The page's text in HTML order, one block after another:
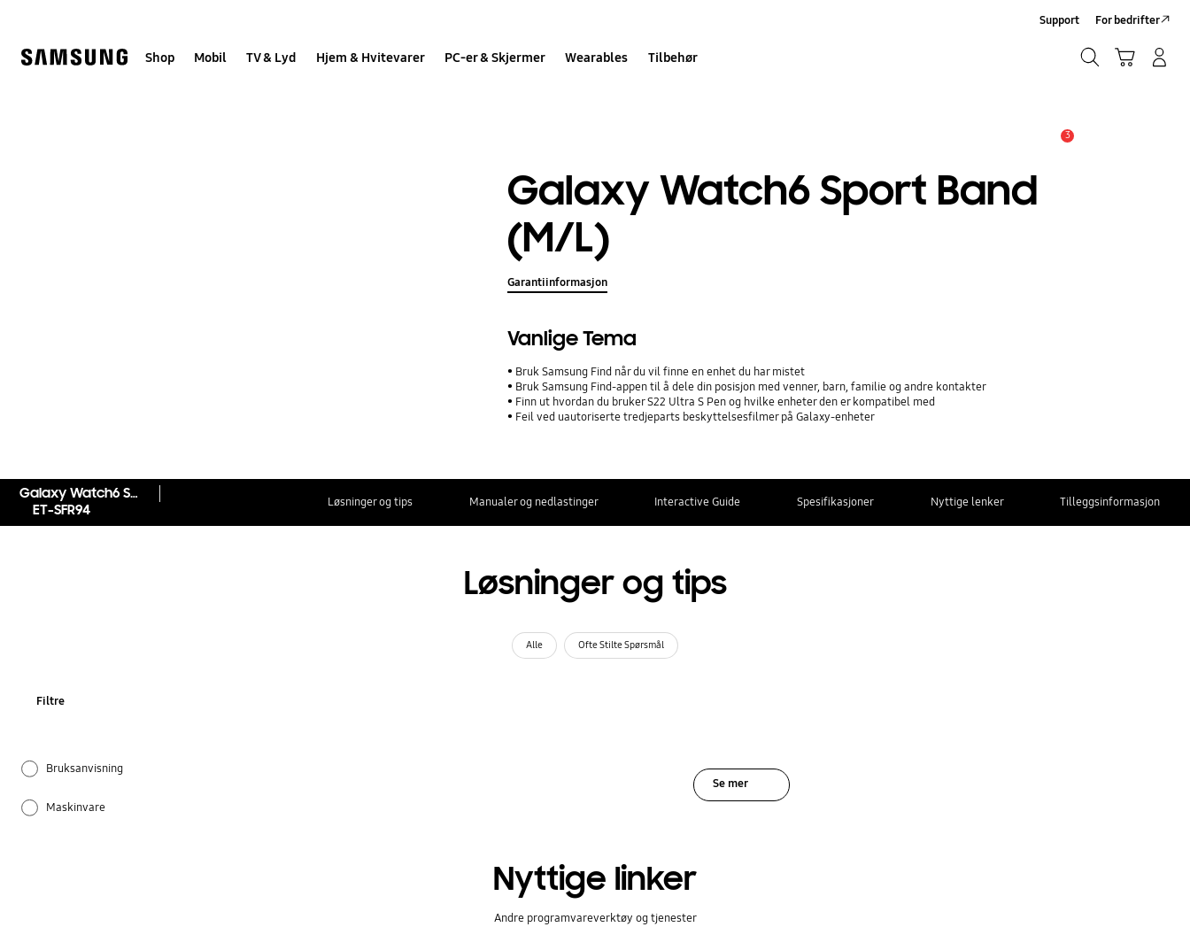
Shop Mobil TV & Lyd Hjem & Hvitevarer PC-er & Skjermer Wearables Tilbehør
Support For bedrifter
3
Galaxy Watch6 Sport Band
(M/L)
Garantiinformasjon
Vanlige Tema
Bruk Samsung Find når du vil finne en enhet du har mistet
Bruk Samsung Find-appen til å dele din posisjon med venner, barn, familie og andre kontakter
Finn ut hvordan du bruker S22 Ultra S Pen og hvilke enheter den er kompatibel med
Feil ved uautoriserte tredjeparts beskyttelsesfilmer på Galaxy-enheter
Galaxy Watch6 Sport Band (M/L)
ET-SFR94
Løsninger og tips Manualer og nedlastinger Interactive Guide Spesifikasjoner Nyttige lenker Tilleggsinformasjon
Løsninger og tips
Alle Ofte Stilte Spørsmål
Filtre
Bruksanvisning
Maskinvare
Se mer
Nyttige linker
Andre programvareverktøy og tjenester